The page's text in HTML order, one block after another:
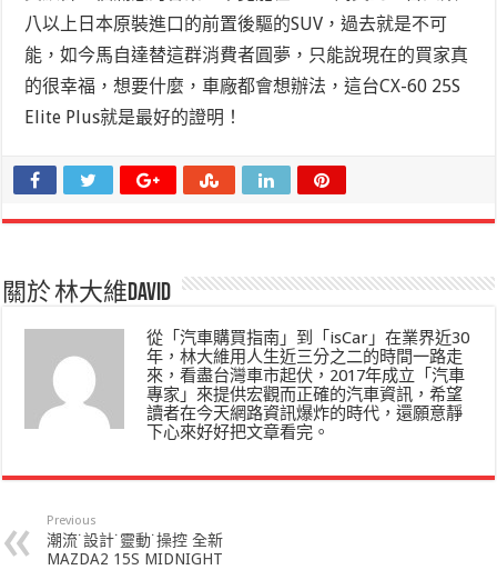
八以上日本原裝進口的前置後驅的SUV，過去就是不可
能，如今馬自達替這群消費者圓夢，只能說現在的買家真
的很幸福，想要什麼，車廠都會想辦法，這台CX-60 25S
Elite Plus就是最好的證明！
關於 林大維David
從「汽車購買指南」到「isCar」在業界近30
年，林大維用人生近三分之二的時間一路走
來，看盡台灣車市起伏，2017年成立「汽車
專家」來提供宏觀而正確的汽車資訊，希望
讀者在今天網路資訊爆炸的時代，還願意靜
下心來好好把文章看完。
Previous
潮流˙設計˙靈動˙操控 全新
MAZDA2 15S MIDNIGHT